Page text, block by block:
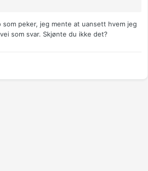
peker, jeg mente at uansett hvem jeg
som svar. Skjønte du ikke det?